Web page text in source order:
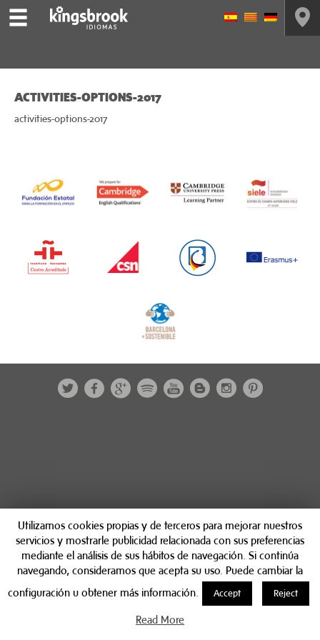
ACTIVITIES-OPTIONS-2017
activities-options-2017
Utilizamos cookies propias y de terceros para mejorar nuestros
servicios y mostrarle publicidad relacionada con sus preferencias
mediante el análisis de sus hábitos de navegación. Si continúa
navegando, consideramos que acepta su uso. Puede cambiar la
configuración u obtener más información.
Accept Reject
Read More